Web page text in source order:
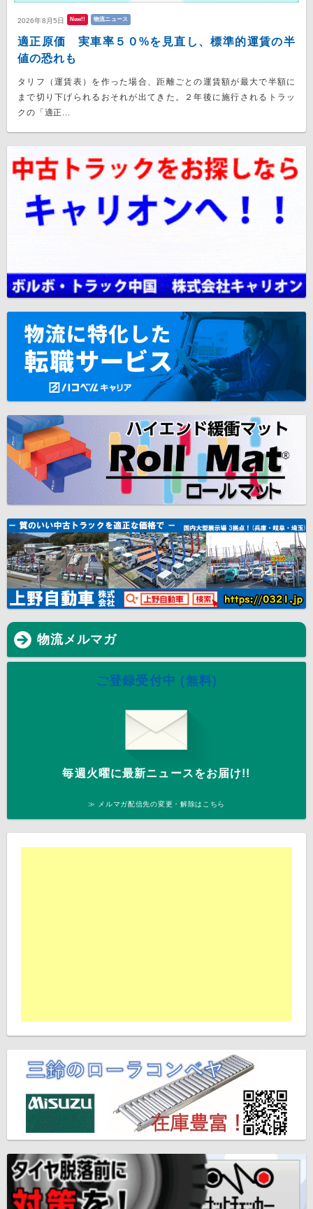
2026年8月5日 New!! 物流ニュース
適正原価 実車率５０%を見直し、標準的運賃の半
値の恐れも
タリフ（運賃表）を作った場合、距離ごとの運賃額が最大で半額に
まで切り下げられるおそれが出てきた。２年後に施行されるトラッ
クの「適正...
物流メルマガ
ご登録受付中 (無料)
毎週火曜に最新ニュースをお届け!!
≫ メルマガ配信先の変更・解除はこちら